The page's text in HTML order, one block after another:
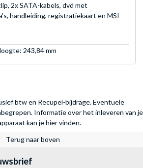
2x SATA-kabels, dvd met
handleiding, registratiekaart en MSI
243,84 mm
btw en Recupel-bijdrage. Eventuele
Informatie over het inleveren van je
kan je hier vinden.
Terug naar boven